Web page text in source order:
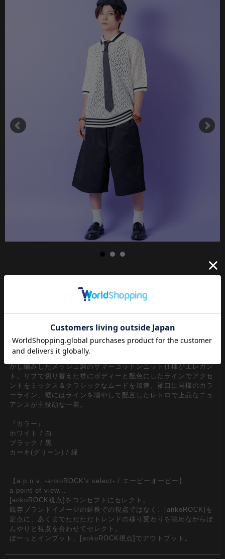
ツ。特に昨今の90ｓ、Y2Kリバイバル、古着ミックススタイル台
頭の流れから注目のレトロな雰囲気のポロシャツスタイルは大注
エットがメンズレディース問わずユニセックスで着用出来る一
品。
一見してレトロな空気感を漂わせるザクザクっとローゲージで透
かし編みしたメッシュ調のサマーコットンニット仕様がエレガン
ト。リブで切り替えた襟にボディーと配色にしたラインでアクセ
ントをミックス＆クラシックなムードを加速。袖口に同様のカラ
ーライン、裾にはラインを増やして配置したレトロで上品なニュ
アンスが主役顔な一着。
『カラー』
ホワイト / 白
ブラック / 黒
カーキ(グリーン) / 緑
【a.p.o.v. -ankoROCK's select- / エーピーオービー】
a point of view...
[ankoROCK視点]をコンセプトにセレクト。
既存ブランドイメージの延長での視点ではなく、[ankoROCK]を
定点に、あくまでただただトレンドの移り変わりを眺めながらぼ
んやりと視点を合わせてセレクト。
ぼーっとインプット、[ankoROCK視点]でアウトプット。